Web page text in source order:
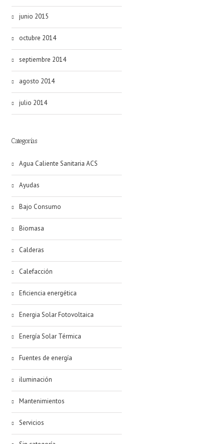
junio 2015
octubre 2014
septiembre 2014
agosto 2014
julio 2014
Categorías
Agua Caliente Sanitaria ACS
Ayudas
Bajo Consumo
Biomasa
Calderas
Calefacción
Eficiencia energética
Energia Solar Fotovoltaica
Energía Solar Térmica
Fuentes de energía
iluminación
Mantenimientos
Servicios